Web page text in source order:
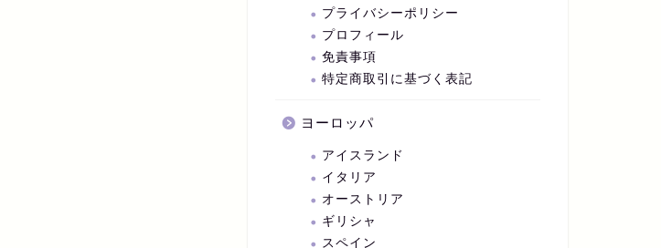
プライバシーポリシー
プロフィール
免責事項
特定商取引に基づく表記
ヨーロッパ
アイスランド
イタリア
オーストリア
ギリシャ
スペイン